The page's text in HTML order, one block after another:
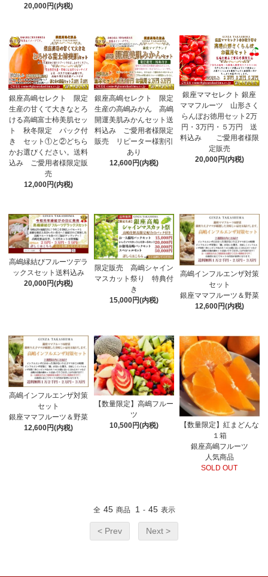
20,000円(内税)
銀座高嶋セレクト 限定
生産の甘くて大きなとろ
ける高嶋富士柿美肌セッ
ト 秋冬限定 パック付
き セット①と②どちら
かお選びください。送料
込み ご愛用者様限定販
売
12,000円(内税)
銀座高嶋セレクト 限定
生産の高嶋みかん 高嶋
開運美肌みかんセット送
料込み ご愛用者様限定
販売 リピーター様割引
あり
12,600円(内税)
銀座ママセレクト 銀座
ママフルーツ 山形さく
らんぼお徳用セット2万
円・3万円・５万円 送
料込み ご愛用者様限
定販売
20,000円(内税)
高嶋縁結びフルーツデラ
ックスセット送料込み
20,000円(内税)
限定販売 高嶋シャイン
マスカット祭り 特典付
き
15,000円(内税)
高嶋インフルエンザ対策
セット
銀座ママフルーツ＆野菜
12,600円(内税)
高嶋インフルエンザ対策
セット
銀座ママフルーツ＆野菜
12,600円(内税)
【数量限定】高嶋フルー
ツ
10,500円(内税)
【数量限定】紅まどんな
１箱
銀座高嶋フルーツ
人気商品
SOLD OUT
全 45 商品 1 - 45 表示
< Prev Next >